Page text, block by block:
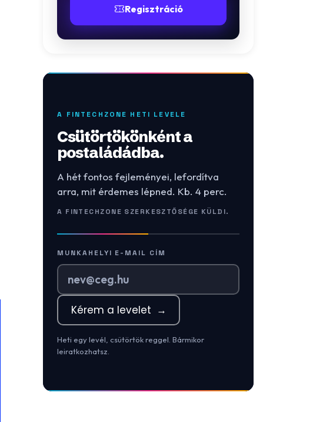
Regisztráció
A FINTECHZONE HETI LEVELE
Csütörtökönként a
postaládádba.
A hét fontos fejleményei, lefordítva
arra, mit érdemes lépned. Kb. 4 perc.
A FINTECHZONE SZERKESZTŐSÉGE KÜLDI.
MUNKAHELYI E-MAIL CÍM
Kérem a levelet →
Heti egy levél, csütörtök reggel. Bármikor
leiratkozhatsz.